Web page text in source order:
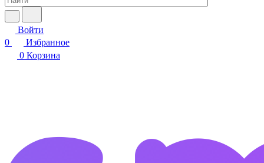
Войти
0
Избранное
0 Корзина